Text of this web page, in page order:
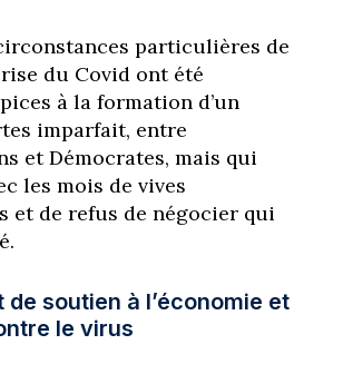
particulières de
du Covid ont été
à la formation d’un
imparfait, entre
et Démocrates, mais qui
les mois de vives
et de refus de négocier qui
de soutien à l’économie et
le virus